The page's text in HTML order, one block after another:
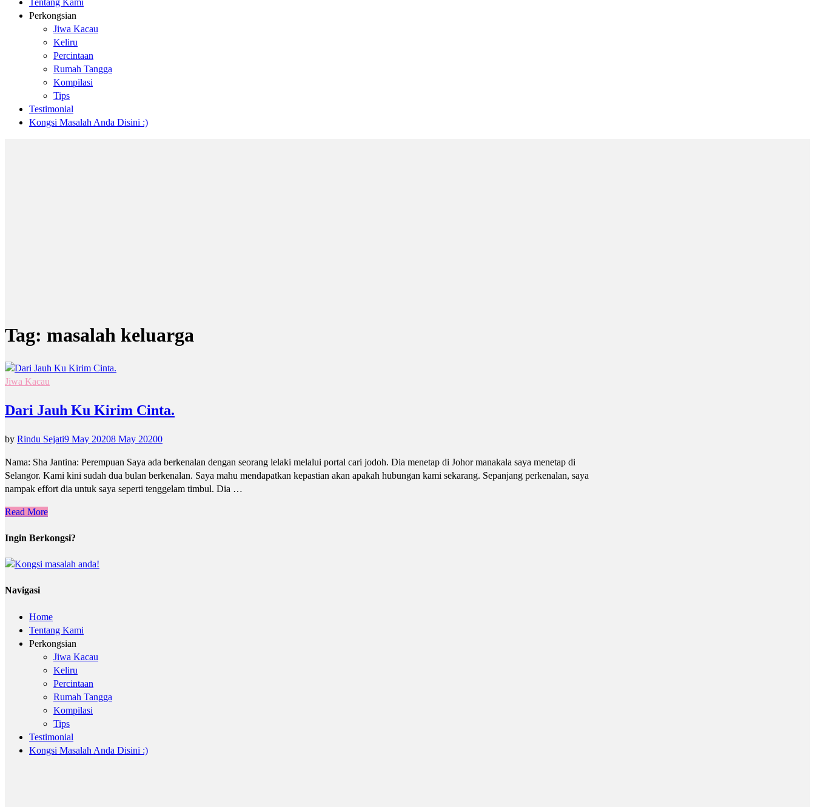
Tentang Kami
Perkongsian
Jiwa Kacau
Keliru
Percintaan
Rumah Tangga
Kompilasi
Tips
Testimonial
Kongsi Masalah Anda Disini :)
Tag: masalah keluarga
Jiwa Kacau
Dari Jauh Ku Kirim Cinta.
by Rindu Sejati9 May 20208 May 20200
Nama: Sha Jantina: Perempuan Saya ada berkenalan dengan seorang lelaki melalui portal cari jodoh. Dia menetap di Johor manakala saya menetap di
Selangor. Kami kini sudah dua bulan berkenalan. Saya mahu mendapatkan kepastian akan apakah hubungan kami sekarang. Sepanjang perkenalan, saya
nampak effort dia untuk saya seperti tenggelam timbul. Dia …
Read More
Ingin Berkongsi?
Navigasi
Home
Tentang Kami
Perkongsian
Jiwa Kacau
Keliru
Percintaan
Rumah Tangga
Kompilasi
Tips
Testimonial
Kongsi Masalah Anda Disini :)